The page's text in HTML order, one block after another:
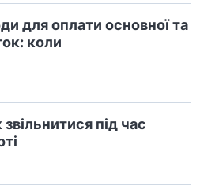
для оплати основної та
коли
під час